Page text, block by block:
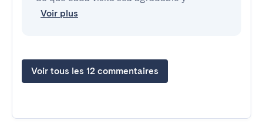
Voir plus
Voir tous les 12 commentaires